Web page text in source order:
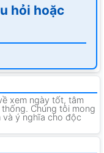
hỏi hoặc
xem ngày tốt, tâm
Chúng tôi mong
và ý nghĩa cho độc